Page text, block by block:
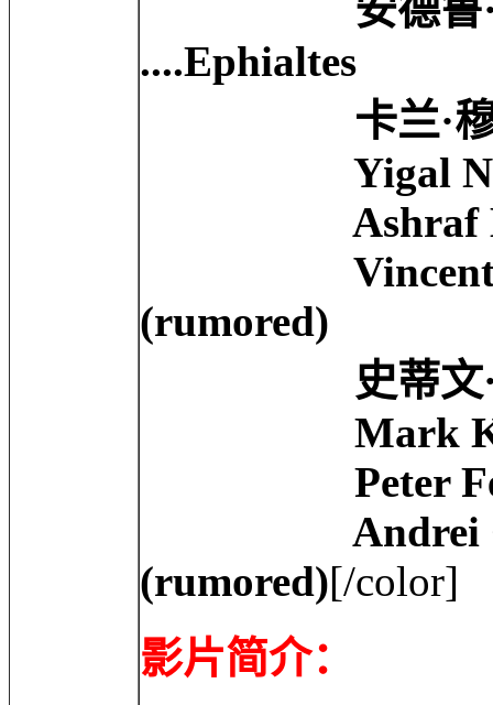
....Ephialtes
卡兰·穆尔韦
Yigal Naor
Ashraf
Vincent
(rumored)
史蒂文·克
Mark Killeen
Peter
Andrei
(rumored)[/color]
影片简介：